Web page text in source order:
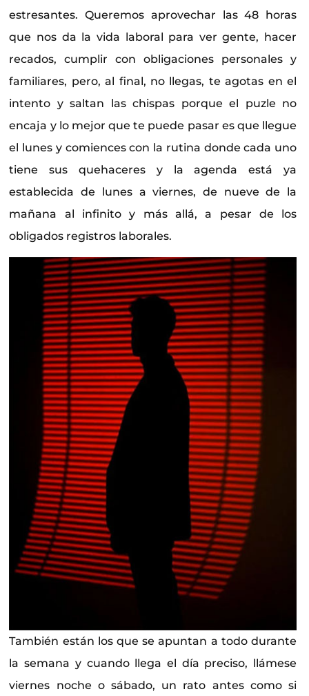
estresantes. Queremos aprovechar las 48 horas
que nos da la vida laboral para ver gente, hacer
recados, cumplir con obligaciones personales y
familiares, pero, al final, no llegas, te agotas en el
intento y saltan las chispas porque el puzle no
encaja y lo mejor que te puede pasar es que llegue
el lunes y comiences con la rutina donde cada uno
tiene sus quehaceres y la agenda está ya
establecida de lunes a viernes, de nueve de la
mañana al infinito y más allá, a pesar de los
obligados registros laborales.
También están los que se apuntan a todo durante
la semana y cuando llega el día preciso, llámese
viernes noche o sábado, un rato antes como si